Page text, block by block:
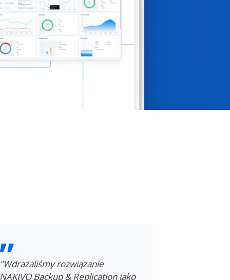
"Wdrażaliśmy rozwiązanie
NAKIVO Backup & Replication jako